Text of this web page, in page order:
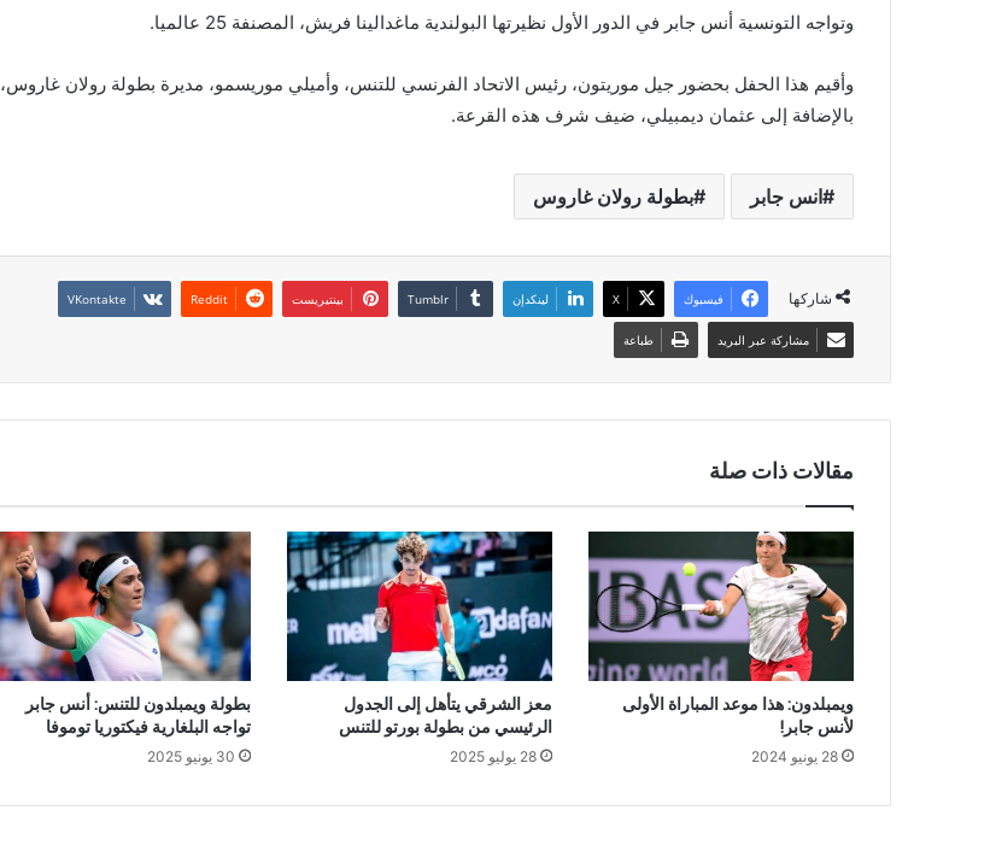
وتواجه التونسية أنس جابر في الدور الأول نظيرتها البولندية ماغدالينا فريش، المصنفة 25 عالميا.
وأقيم هذا الحفل بحضور جيل موريتون، رئيس الاتحاد الفرنسي للتنس، وأميلي موريسمو، مديرة بطولة رولان غاروس،
بالإضافة إلى عثمان ديمبيلي، ضيف شرف هذه القرعة.
انس جابر بطولة رولان غاروس
شاركها فيسبوك ‫X لينكدإن بينتيريست
مشاركة عبر البريد طباعة
مقالات ذات صلة
ويمبلدون: هذا موعد المباراة الأولى
لأنس جابر!
28 يونيو 2024
معز الشرقي يتأهل إلى الجدول
الرئيسي من بطولة بورتو للتنس
28 يوليو 2025
بطولة ويمبلدون للتنس: أنس جابر
تواجه البلغارية فيكتوريا توموفا
30 يونيو 2025